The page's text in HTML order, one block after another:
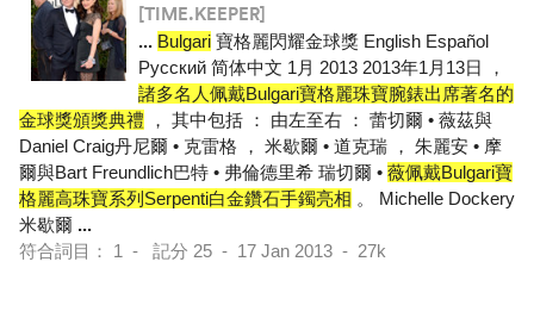
[TIME.KEEPER]
... Bulgari 寶格麗閃耀金球獎 English Español
Pусский 简体中文 1月 2013 2013年1月13日 ，
諸多名人佩戴Bulgari寶格麗珠寶腕錶出席著名的
金球獎頒獎典禮 ， 其中包括 ： 由左至右 ： 蕾切爾 • 薇茲與
Daniel Craig丹尼爾 • 克雷格 ， 米歇爾 • 道克瑞 ， 朱麗安 • 摩
爾與Bart Freundlich巴特 • 弗倫德里希 瑞切爾 • 薇佩戴Bulgari寶
格麗高珠寶系列Serpenti白金鑽石手鐲亮相 。 Michelle Dockery
米歇爾 ...
符合詞目： 1 - 記分 25 - 17 Jan 2013 - 27k